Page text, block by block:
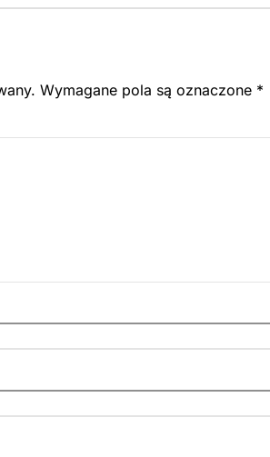
Wymagane pola są oznaczone *